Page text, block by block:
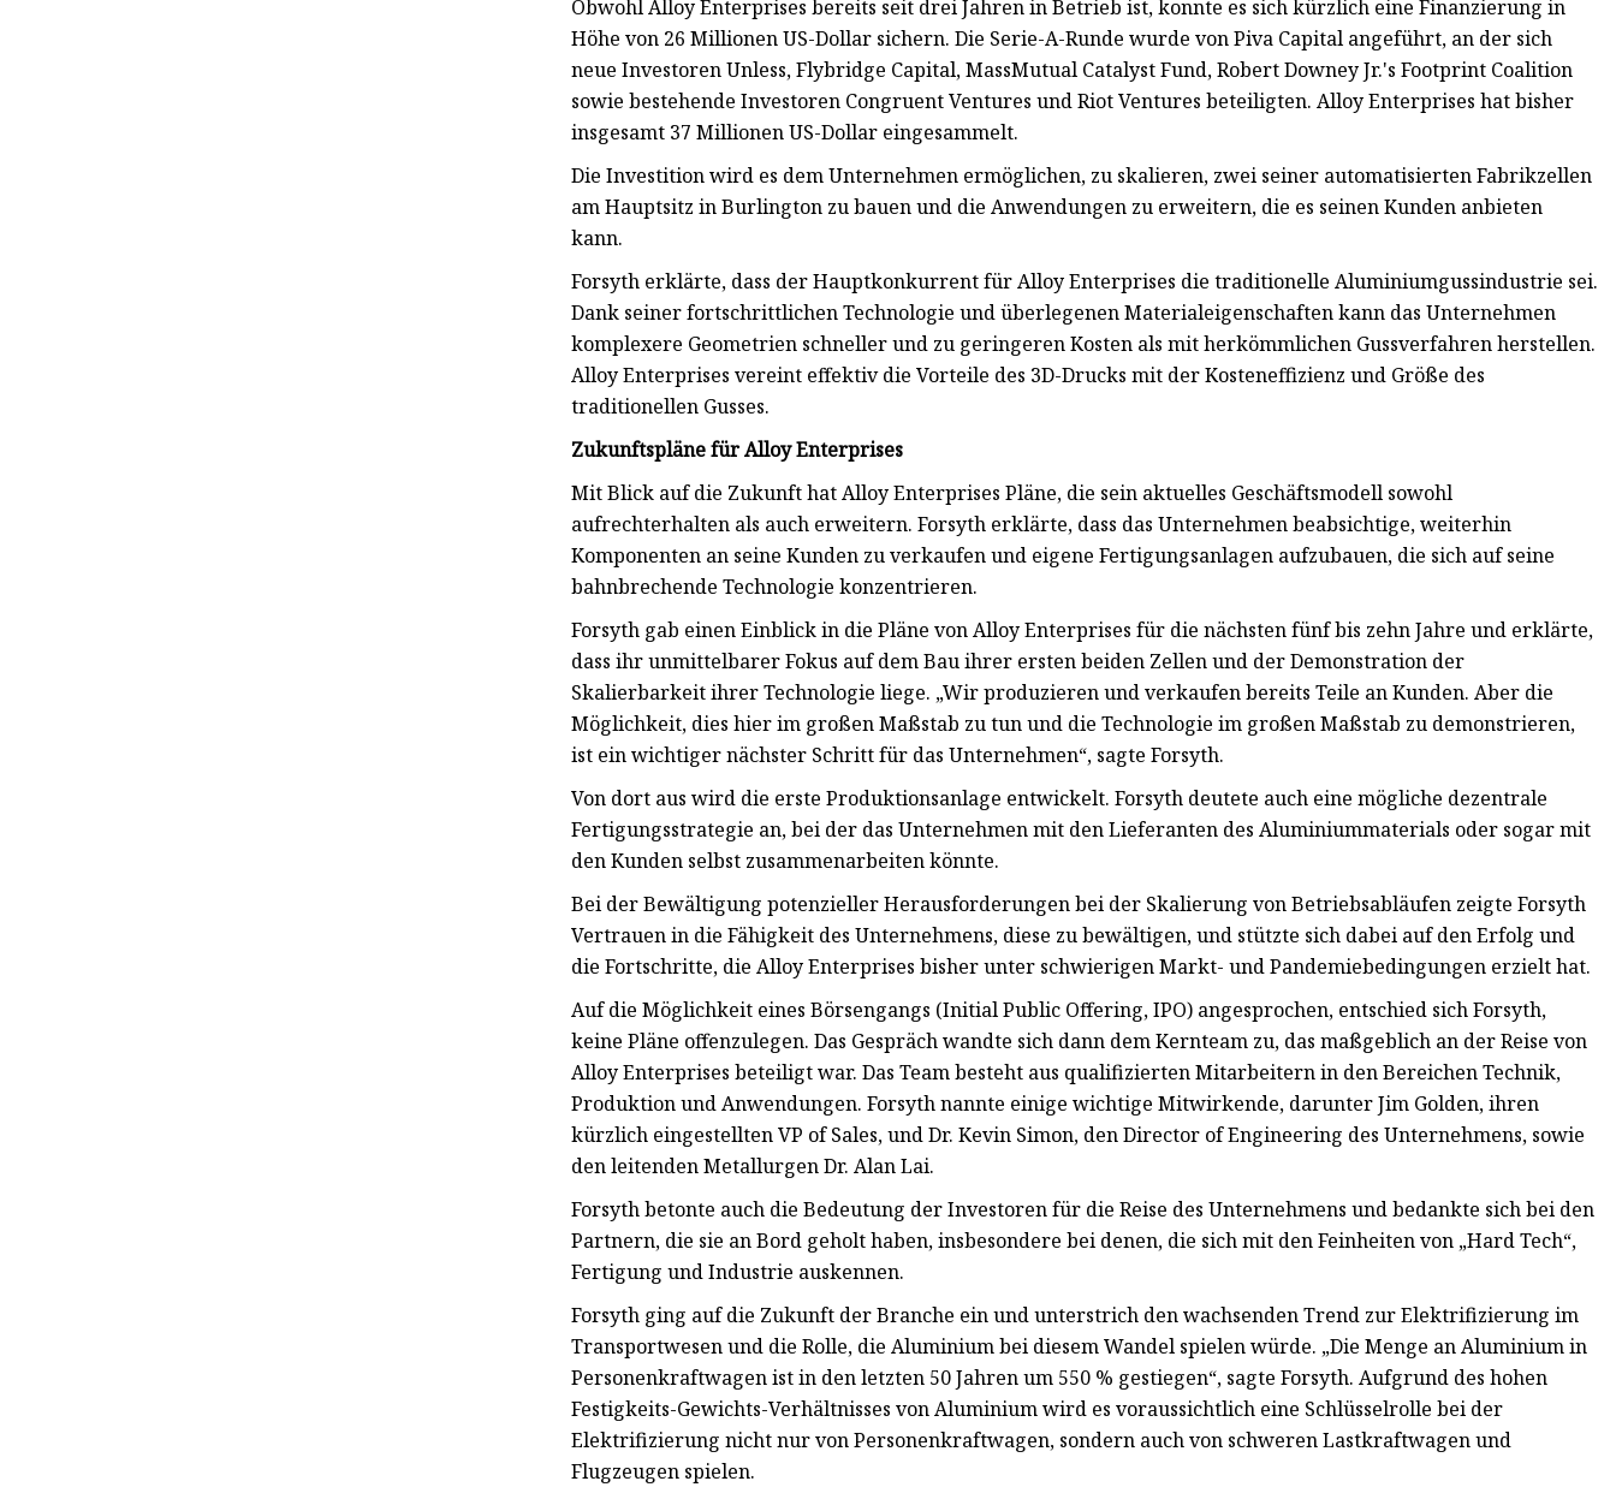
Obwohl Alloy Enterprises bereits seit drei Jahren in Betrieb ist, konnte es sich kürzlich eine Finanzierung in
Höhe von 26 Millionen US-Dollar sichern. Die Serie-A-Runde wurde von Piva Capital angeführt, an der sich
neue Investoren Unless, Flybridge Capital, MassMutual Catalyst Fund, Robert Downey Jr.'s Footprint Coalition
sowie bestehende Investoren Congruent Ventures und Riot Ventures beteiligten. Alloy Enterprises hat bisher
insgesamt 37 Millionen US-Dollar eingesammelt.
Die Investition wird es dem Unternehmen ermöglichen, zu skalieren, zwei seiner automatisierten Fabrikzellen
am Hauptsitz in Burlington zu bauen und die Anwendungen zu erweitern, die es seinen Kunden anbieten
kann.
Forsyth erklärte, dass der Hauptkonkurrent für Alloy Enterprises die traditionelle Aluminiumgussindustrie sei.
Dank seiner fortschrittlichen Technologie und überlegenen Materialeigenschaften kann das Unternehmen
komplexere Geometrien schneller und zu geringeren Kosten als mit herkömmlichen Gussverfahren herstellen.
Alloy Enterprises vereint effektiv die Vorteile des 3D-Drucks mit der Kosteneffizienz und Größe des
traditionellen Gusses.
Zukunftspläne für Alloy Enterprises
Mit Blick auf die Zukunft hat Alloy Enterprises Pläne, die sein aktuelles Geschäftsmodell sowohl
aufrechterhalten als auch erweitern. Forsyth erklärte, dass das Unternehmen beabsichtige, weiterhin
Komponenten an seine Kunden zu verkaufen und eigene Fertigungsanlagen aufzubauen, die sich auf seine
bahnbrechende Technologie konzentrieren.
Forsyth gab einen Einblick in die Pläne von Alloy Enterprises für die nächsten fünf bis zehn Jahre und erklärte,
dass ihr unmittelbarer Fokus auf dem Bau ihrer ersten beiden Zellen und der Demonstration der
Skalierbarkeit ihrer Technologie liege. „Wir produzieren und verkaufen bereits Teile an Kunden. Aber die
Möglichkeit, dies hier im großen Maßstab zu tun und die Technologie im großen Maßstab zu demonstrieren,
ist ein wichtiger nächster Schritt für das Unternehmen“, sagte Forsyth.
Von dort aus wird die erste Produktionsanlage entwickelt. Forsyth deutete auch eine mögliche dezentrale
Fertigungsstrategie an, bei der das Unternehmen mit den Lieferanten des Aluminiummaterials oder sogar mit
den Kunden selbst zusammenarbeiten könnte.
Bei der Bewältigung potenzieller Herausforderungen bei der Skalierung von Betriebsabläufen zeigte Forsyth
Vertrauen in die Fähigkeit des Unternehmens, diese zu bewältigen, und stützte sich dabei auf den Erfolg und
die Fortschritte, die Alloy Enterprises bisher unter schwierigen Markt- und Pandemiebedingungen erzielt hat.
Auf die Möglichkeit eines Börsengangs (Initial Public Offering, IPO) angesprochen, entschied sich Forsyth,
keine Pläne offenzulegen. Das Gespräch wandte sich dann dem Kernteam zu, das maßgeblich an der Reise von
Alloy Enterprises beteiligt war. Das Team besteht aus qualifizierten Mitarbeitern in den Bereichen Technik,
Produktion und Anwendungen. Forsyth nannte einige wichtige Mitwirkende, darunter Jim Golden, ihren
kürzlich eingestellten VP of Sales, und Dr. Kevin Simon, den Director of Engineering des Unternehmens, sowie
den leitenden Metallurgen Dr. Alan Lai.
Forsyth betonte auch die Bedeutung der Investoren für die Reise des Unternehmens und bedankte sich bei den
Partnern, die sie an Bord geholt haben, insbesondere bei denen, die sich mit den Feinheiten von „Hard Tech“,
Fertigung und Industrie auskennen.
Forsyth ging auf die Zukunft der Branche ein und unterstrich den wachsenden Trend zur Elektrifizierung im
Transportwesen und die Rolle, die Aluminium bei diesem Wandel spielen würde. „Die Menge an Aluminium in
Personenkraftwagen ist in den letzten 50 Jahren um 550 % gestiegen“, sagte Forsyth. Aufgrund des hohen
Festigkeits-Gewichts-Verhältnisses von Aluminium wird es voraussichtlich eine Schlüsselrolle bei der
Elektrifizierung nicht nur von Personenkraftwagen, sondern auch von schweren Lastkraftwagen und
Flugzeugen spielen.